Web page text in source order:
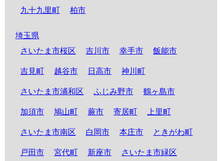
九十九里町 柏市
埼玉県
さいたま市桜区
吉川市 幸手市 飯能市
吉見町 越谷市 日高市 神川町
さいたま市浦和区 ふじみ野市 鶴ヶ島市
加須市 鳩山町 蕨市 寄居町 上里町
さいたま市南区 白岡市 本庄市 ときがわ町
戸田市 宮代町 新座市 さいたま市緑区